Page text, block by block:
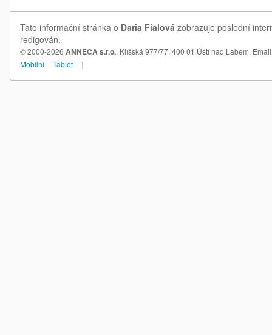
Tato informační stránka o Daria Fialová zobrazuje poslední
redigován.
© 2000-2026 ANNECA s.r.o., Klíšská 977/77, 400 01 Ústí nad Labem,
Mobilní
Tablet |